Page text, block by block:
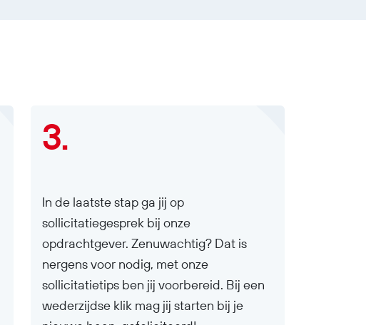
3.
In de laatste stap ga jij op
sollicitatiegesprek bij onze
opdrachtgever. Zenuwachtig? Dat is
nergens voor nodig, met onze
sollicitatietips ben jij voorbereid. Bij een
wederzijdse klik mag jij starten bij je